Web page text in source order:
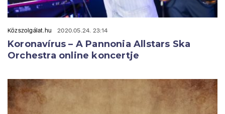
Közszolgálat.hu 2020.05.24. 23:14
Koronavírus – A Pannonia Allstars Ska
Orchestra online koncertje